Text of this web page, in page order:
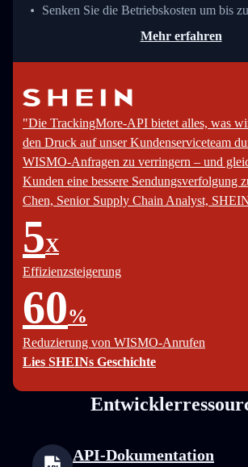
Senken Sie die Betriebskosten um bis
Mehr erfahren
"Die TrackingMore-API bietet alles, was
den Druck auf unser Kundenserviceteam
WISMO-Anfragen zu verringern – und
Kunden eine bessere Sendungsverfolgung
Chen, Senior Supply Chain Analyst,
5X
Effizienzsteigerung
60%
Reduzierung von WISMO-Anrufen
Lies SHEINs Geschichte
API-Dokumentation